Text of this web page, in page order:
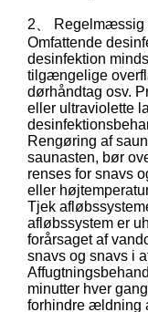
2、 Regelmæssig
Omfattende
desinfektion
tilgængelige
dørhåndtag osv.
eller ultraviolette
Rengøring af
saunasten, bør
renses for snavs
eller
Tjek
afløbssystem er
forårsaget af
snavs og snavs i
minutter hver
forhindre ældning